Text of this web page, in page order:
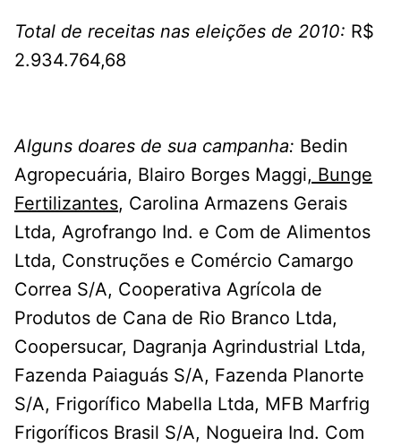
Total de receitas nas eleições de 2010: R$
2.934.764,68
Alguns doares de sua campanha: Bedin
Agropecuária, Blairo Borges Maggi, Bunge
Fertilizantes, Carolina Armazens Gerais
Ltda, Agrofrango Ind. e Com de Alimentos
Ltda, Construções e Comércio Camargo
Correa S/A, Cooperativa Agrícola de
Produtos de Cana de Rio Branco Ltda,
Coopersucar, Dagranja Agrindustrial Ltda,
Fazenda Paiaguás S/A, Fazenda Planorte
S/A, Frigorífico Mabella Ltda, MFB Marfrig
Frigoríficos Brasil S/A, Nogueira Ind. Com